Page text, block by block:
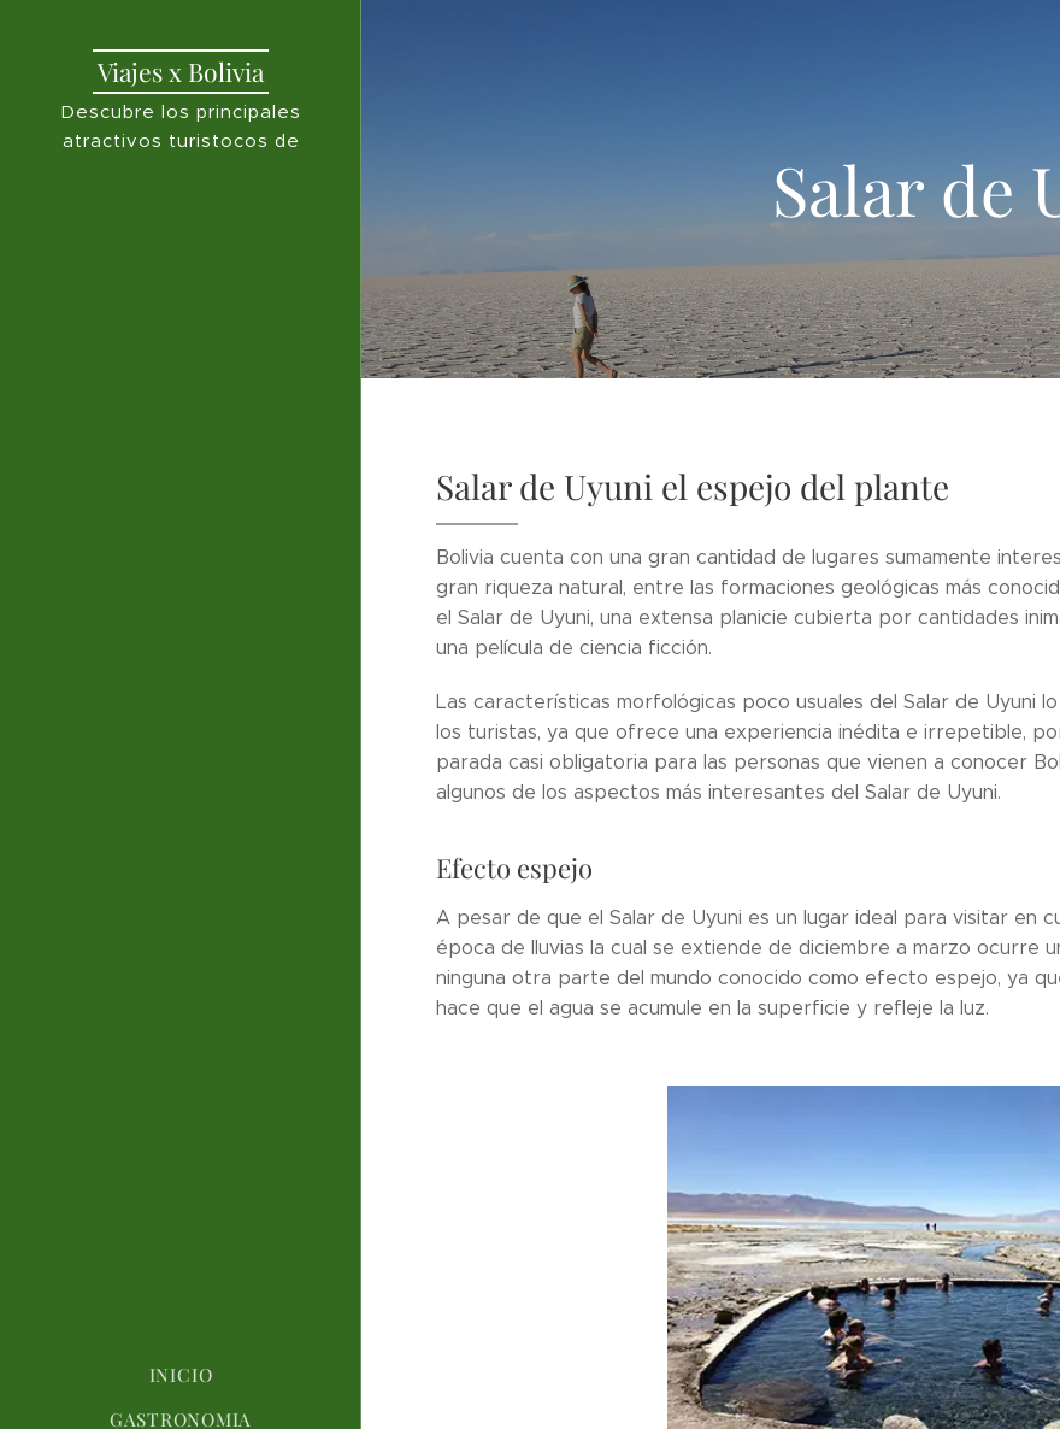
Viajes x Bolivia
Descubre los principales
atractivos turistocos de
INICIO
GASTRONOMIA
Salar de
Salar de Uyuni el espejo del plante
Bolivia cuenta con una gran cantidad de lugares sumamente
gran riqueza natural, entre las formaciones geológicas más
el Salar de Uyuni, una extensa planicie cubierta por cantidades
una película de ciencia ficción.
Las características morfológicas poco usuales del Salar de Uyuni
los turistas, ya que ofrece una experiencia inédita e irrepetible,
parada casi obligatoria para las personas que vienen a conocer
algunos de los aspectos más interesantes del Salar de Uyuni.
Efecto espejo
A pesar de que el Salar de Uyuni es un lugar ideal para visitar en
época de lluvias la cual se extiende de diciembre a marzo ocurre
ninguna otra parte del mundo conocido como efecto espejo, ya
hace que el agua se acumule en la superficie y refleje la luz.